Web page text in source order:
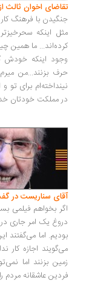
تقاضای اخوان ثالث
جنگیدن با فرهنگ کار
مثل اینکه
کرده‌اند... ما همین
وجود اینکه خودش
حرف بزنند...من
نینداخته‌ام برای تو
در مملکت خودتان
آقای سناریست در
اگر بخواهم فیلمی
دروغ یک امر جاری
بودیم. اما
می‌گویند اجازه کار
زمین بزنند اما
فردین عاشقانه